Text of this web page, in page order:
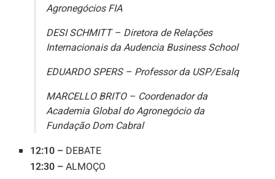
Agronegócios FIA
DESI SCHMITT – Diretora de Relações
Internacionais da Audencia Business School
EDUARDO SPERS – Professor da USP/Esalq
MARCELLO BRITO – Coordenador da
Academia Global do Agronegócio da
Fundação Dom Cabral
12:10 – DEBATE
12:30 –ALMOÇO